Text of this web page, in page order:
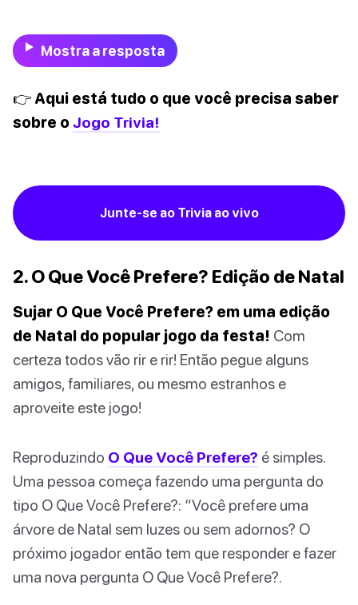
Mostra a resposta
👉 Aqui está tudo o que você precisa saber
sobre oJogo Trivia!
Junte-se ao Trivia ao vivo
2. O Que Você Prefere? Edição de Natal
Sujar O Que Você Prefere? em uma edição
de Natal do popular jogo da festa! Com
certeza todos vão rir e rir! Então pegue alguns
amigos, familiares, ou mesmo estranhos e
aproveite este jogo!
Reproduzindo O Que Você Prefere? é simples.
Uma pessoa começa fazendo uma pergunta do
tipo O Que Você Prefere?: “Você prefere uma
árvore de Natal sem luzes ou sem adornos? O
próximo jogador então tem que responder e fazer
uma nova pergunta O Que Você Prefere?.